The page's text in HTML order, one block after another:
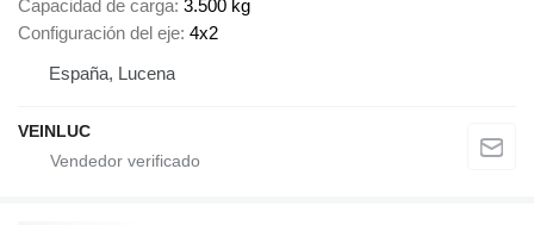
Capacidad de carga 3.500 kg
Configuración del eje 4x2
España, Lucena
VEINLUC